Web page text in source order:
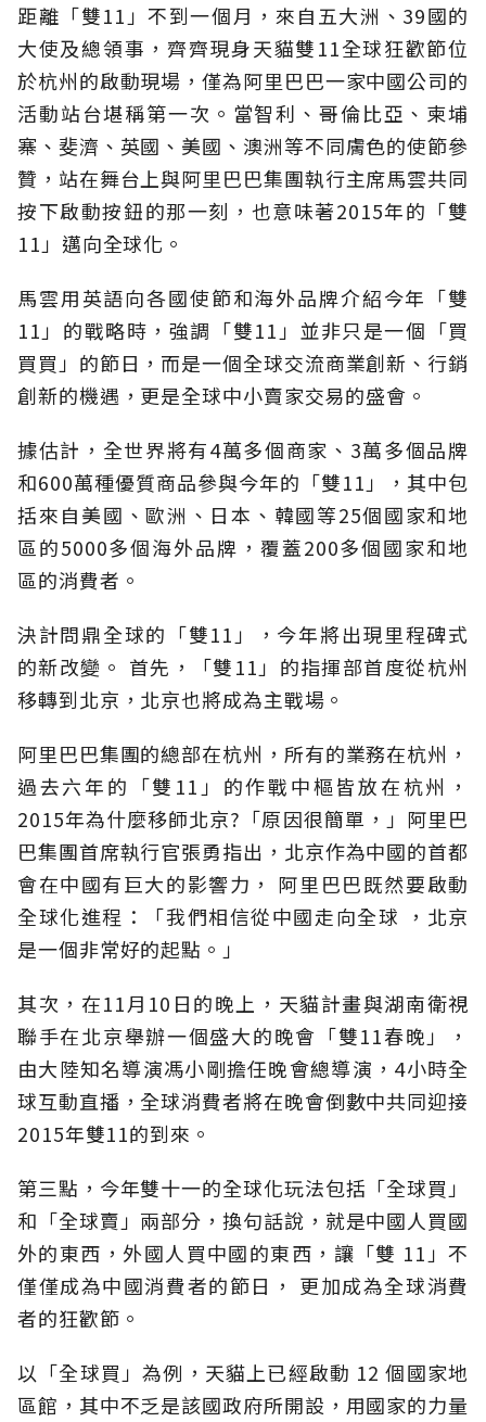
距離「雙11」不到一個月，來自五大洲、39國的
大使及總領事，齊齊現身天貓雙11全球狂歡節位
於杭州的啟動現場，僅為阿里巴巴一家中國公司的
活動站台堪稱第一次。當智利、哥倫比亞、柬埔
寨、斐濟、英國、美國、澳洲等不同膚色的使節參
贊，站在舞台上與阿里巴巴集團執行主席馬雲共同
按下啟動按鈕的那一刻，也意味著2015年的「雙
11」邁向全球化。
馬雲用英語向各國使節和海外品牌介紹今年「雙
11」的戰略時，強調「雙11」並非只是一個「買
買買」的節日，而是一個全球交流商業創新、行銷
創新的機遇，更是全球中小賣家交易的盛會。
據估計，全世界將有4萬多個商家、3萬多個品牌
和600萬種優質商品參與今年的「雙11」，其中包
括來自美國、歐洲、日本、韓國等25個國家和地
區的5000多個海外品牌，覆蓋200多個國家和地
區的消費者。
決計問鼎全球的「雙11」，今年將出現里程碑式
的新改變。 首先，「雙11」的指揮部首度從杭州
移轉到北京，北京也將成為主戰場。
阿里巴巴集團的總部在杭州，所有的業務在杭州，
過去六年的「雙11」的作戰中樞皆放在杭州，
2015年為什麼移師北京?「原因很簡單，」阿里巴
巴集團首席執行官張勇指出，北京作為中國的首都
會在中國有巨大的影響力， 阿里巴巴既然要啟動
全球化進程：「我們相信從中國走向全球 ，北京
是一個非常好的起點。」
其次，在11月10日的晚上，天貓計畫與湖南衛視
聯手在北京舉辦一個盛大的晚會「雙11春晚」，
由大陸知名導演馮小剛擔任晚會總導演，4小時全
球互動直播，全球消費者將在晚會倒數中共同迎接
2015年雙11的到來。
第三點，今年雙十一的全球化玩法包括「全球買」
和「全球賣」兩部分，換句話說，就是中國人買國
外的東西，外國人買中國的東西，讓「雙 11」不
僅僅成為中國消費者的節日， 更加成為全球消費
者的狂歡節。
以「全球買」為例，天貓上已經啟動 12 個國家地
區館，其中不乏是該國政府所開設，用國家的力量